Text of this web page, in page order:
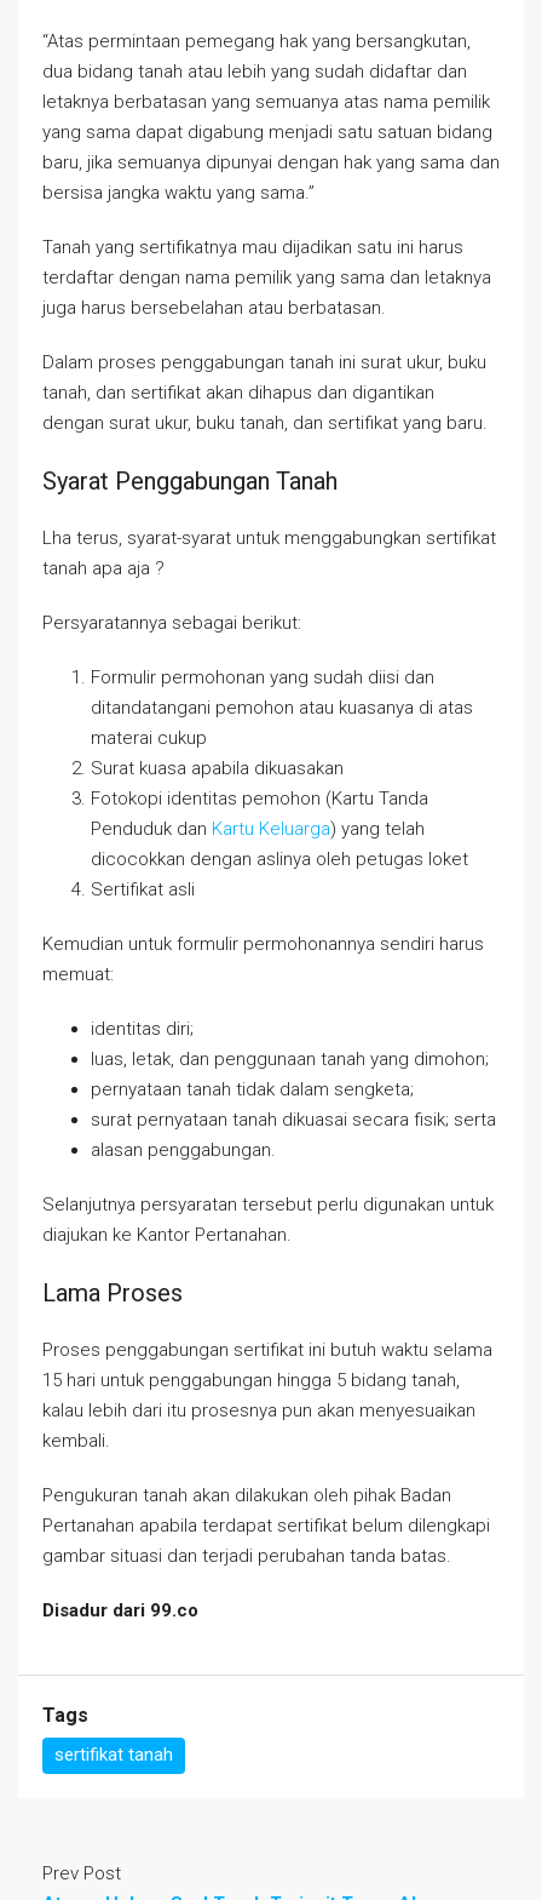
“Atas permintaan pemegang hak yang bersangkutan,
dua bidang tanah atau lebih yang sudah didaftar dan
letaknya berbatasan yang semuanya atas nama pemilik
yang sama dapat digabung menjadi satu satuan bidang
baru, jika semuanya dipunyai dengan hak yang sama dan
bersisa jangka waktu yang sama.”
Tanah yang sertifikatnya mau dijadikan satu ini harus
terdaftar dengan nama pemilik yang sama dan letaknya
juga harus bersebelahan atau berbatasan.
Dalam proses penggabungan tanah ini surat ukur, buku
tanah, dan sertifikat akan dihapus dan digantikan
dengan surat ukur, buku tanah, dan sertifikat yang baru.
Syarat Penggabungan Tanah
Lha terus, syarat-syarat untuk menggabungkan sertifikat
tanah apa aja ?
Persyaratannya sebagai berikut:
Formulir permohonan yang sudah diisi dan
ditandatangani pemohon atau kuasanya di atas
materai cukup
Surat kuasa apabila dikuasakan
Fotokopi identitas pemohon (Kartu Tanda
Penduduk dan Kartu Keluarga) yang telah
dicocokkan dengan aslinya oleh petugas loket
Sertifikat asli
Kemudian untuk formulir permohonannya sendiri harus
memuat:
identitas diri;
luas, letak, dan penggunaan tanah yang dimohon;
pernyataan tanah tidak dalam sengketa;
surat pernyataan tanah dikuasai secara fisik; serta
alasan penggabungan.
Selanjutnya persyaratan tersebut perlu digunakan untuk
diajukan ke Kantor Pertanahan.
Lama Proses
Proses penggabungan sertifikat ini butuh waktu selama
15 hari untuk penggabungan hingga 5 bidang tanah,
kalau lebih dari itu prosesnya pun akan menyesuaikan
kembali.
Pengukuran tanah akan dilakukan oleh pihak Badan
Pertanahan apabila terdapat sertifikat belum dilengkapi
gambar situasi dan terjadi perubahan tanda batas.
Disadur dari 99.co
Tags
sertifikat tanah
Prev Post